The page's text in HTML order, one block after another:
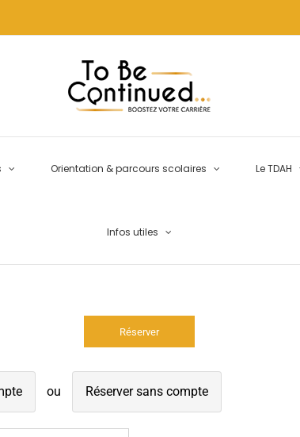
Orientation & parcours scolaires Le TDAH
Infos utiles
Réserver sans compte